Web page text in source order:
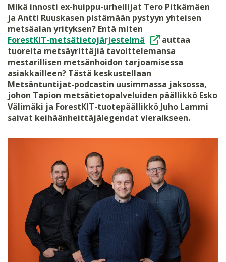
Mikä innosti ex-huippu-urheilijat Tero Pitkämäen
ja Antti Ruuskasen pistämään pystyyn yhteisen
metsäalan yrityksen? Entä miten
ForestKIT-metsätietojärjestelmä
auttaa
tuoreita metsäyrittäjiä tavoittelemansa
mestarillisen metsänhoidon tarjoamisessa
asiakkailleen? Tästä keskustellaan
Metsäntuntijat-podcastin uusimmassa jaksossa,
johon Tapion metsätietopalveluiden päällikkö Esko
Välimäki ja ForestKIT-tuotepäällikkö Juho Lammi
saivat keihäänheittäjälegendat vieraikseen.